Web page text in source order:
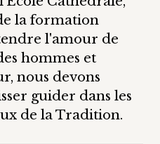
la formation
l'amour de
hommes et
nous devons
guider dans les
de la Tradition.